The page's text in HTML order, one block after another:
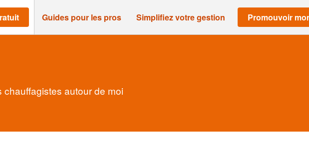
Guides pour les pros Simplifiez votre gestion Promouvoir
autour de moi